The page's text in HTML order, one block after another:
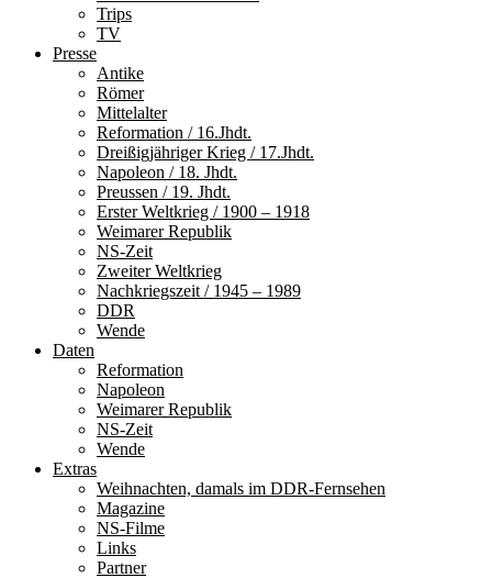
Trips
TV
Presse
Antike
Römer
Mittelalter
Reformation / 16.Jhdt.
Dreißigjähriger Krieg / 17.Jhdt.
Napoleon / 18. Jhdt.
Preussen / 19. Jhdt.
Erster Weltkrieg / 1900 – 1918
Weimarer Republik
NS-Zeit
Zweiter Weltkrieg
Nachkriegszeit / 1945 – 1989
DDR
Wende
Daten
Reformation
Napoleon
Weimarer Republik
NS-Zeit
Wende
Extras
Weihnachten, damals im DDR-Fernsehen
Magazine
NS-Filme
Links
Partner